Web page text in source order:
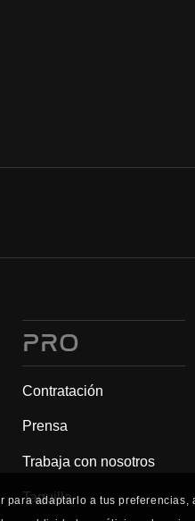
PRO
Contratación
Prensa
Trabaja con nosotros
Taquilla
adaptarlo a tus preferencias,